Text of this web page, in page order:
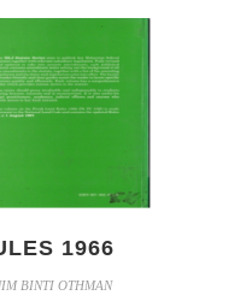
1966
BINTI OTHMAN